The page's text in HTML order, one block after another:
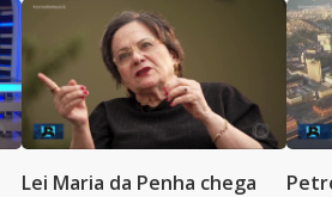
Lei Maria da Penha chega